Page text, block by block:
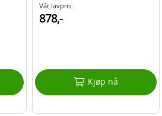
Vår lavpris:
878,-
Kjøp nå